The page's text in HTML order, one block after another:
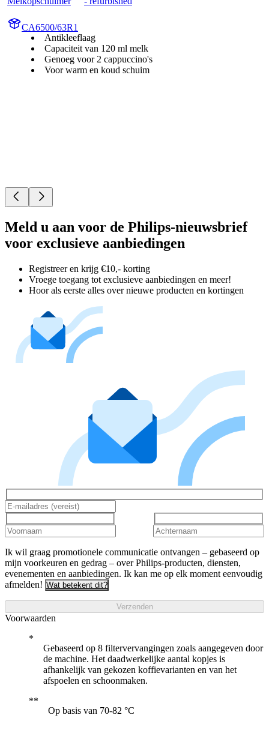
CA6500/63R1
Antikleeflaag
Capaciteit van 120 ml melk
Genoeg voor 2 cappuccino's
Voor warm en koud schuim
Meld u aan voor de Philips-nieuwsbrief
voor exclusieve aanbiedingen
Registreer en krijg €10,- korting
Vroege toegang tot exclusieve aanbiedingen en meer!
Hoor als eerste alles over nieuwe producten en kortingen
Ik wil graag promotionele communicatie ontvangen – gebaseerd op
mijn voorkeuren en gedrag – over Philips-producten, diensten,
evenementen en aanbiedingen. Ik kan me op elk moment eenvoudig
afmelden! Wat betekent dit?
Verzenden
Voorwaarden
Gebaseerd op 8 filtervervangingen zoals aangegeven door
de machine. Het daadwerkelijke aantal kopjes is
afhankelijk van gekozen koffievarianten en van het
afspoelen en schoonmaken.
Op basis van 70-82 °C